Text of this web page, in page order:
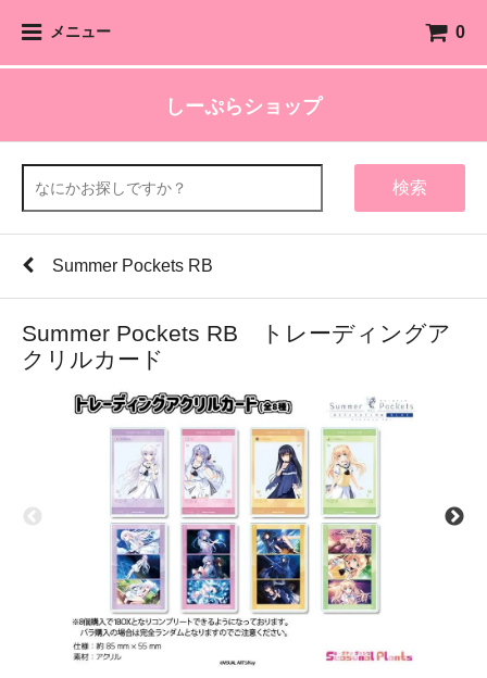
メニュー 0
しーぷらショップ
検索
Summer Pockets RB
Summer Pockets RB トレーディングア
クリルカード